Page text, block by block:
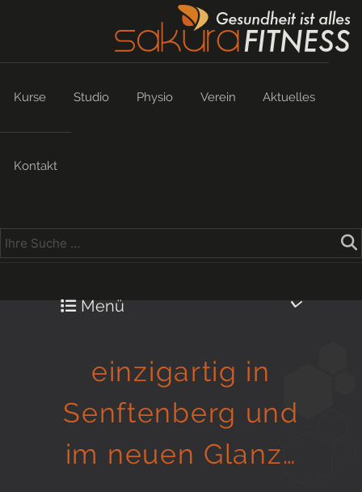
Kurse Studio Physio Verein Aktuelles
Kontakt
Menü
Gesund in Form
Sauna- und Freizeitcenter
einzigartig in
Senftenberg und
im neuen Glanz…